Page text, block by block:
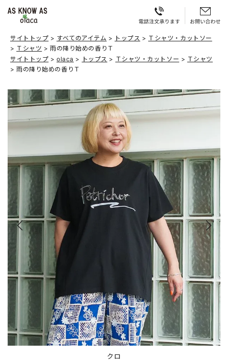
サイトトップ すべてのアイテム トップス
Ｔシャツ・カットソー
Ｔシャツ
雨の降り始めの香りＴ
サイトトップ
olaca トップス Ｔシャツ・カットソー
Ｔシャツ
雨の降り始めの香りＴ
クロ